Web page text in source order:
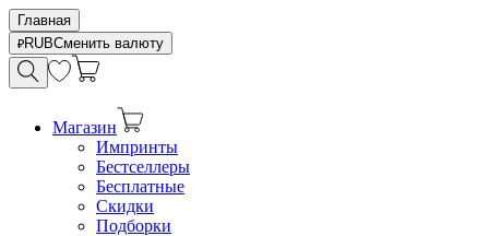
Главная
RUBСменить валюту
Магазин
Импринты
Бестселлеры
Бесплатные
Скидки
Подборки